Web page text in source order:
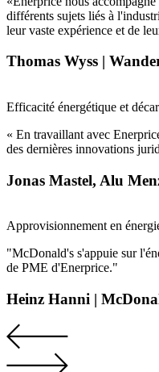
différents sujets liés à
leur vaste expérience et de
Thomas Wyss |
Efficacité énergétique et
« En travaillant avec
des dernières innovations
Jonas Mastel, Alu
Approvisionnement en
"McDonald's s'appuie sur
de PME d'Enerprice."
Heinz Hanni |